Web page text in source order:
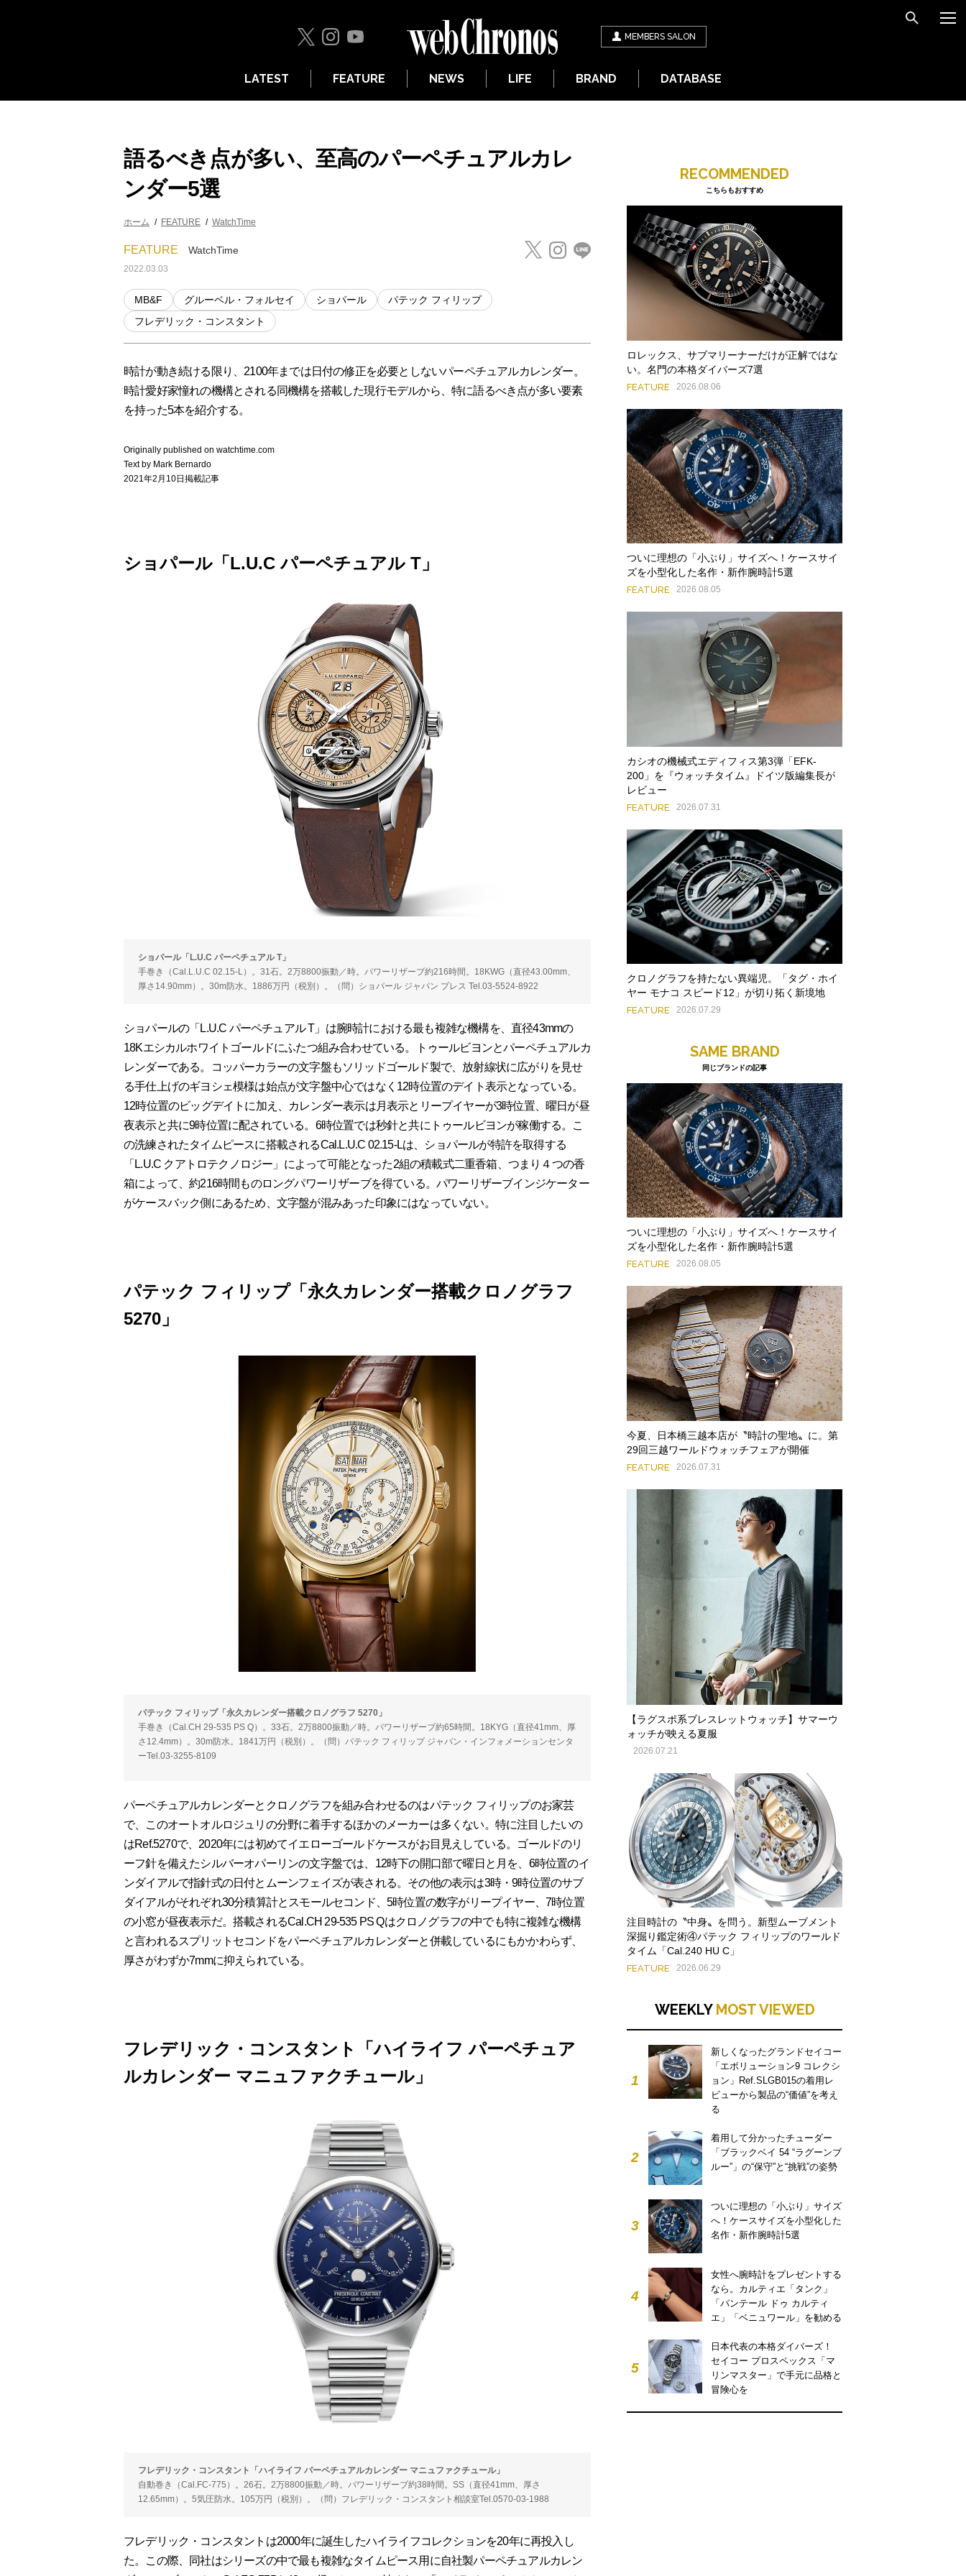
MEMBERS SALON
LATEST FEATURE NEWS LIFE BRAND DATABASE
語るべき点が多い、至高のパーペチュアルカレ
ンダー5選
ホーム FEATURE WatchTime
FEATURE WatchTime
2022.03.03
MB&F グルーベル・フォルセイ ショパール
パテック フィリップ
フレデリック・コンスタント
時計が動き続ける限り、2100年までは日付の修正を必要としないパーペチュアルカレンダー。
時計愛好家憧れの機構とされる同機構を搭載した現行モデルから、特に語るべき点が多い要素
を持った5本を紹介する。
Originally published on watchtime.com
Text by Mark Bernardo
2021年2月10日掲載記事
ショパール「L.U.C パーペチュアル T」
ショパール「L.U.C パーペチュアル T」
手巻き（Cal.L.U.C 02.15-L）。31石。2万8800振動／時。パワーリザーブ約216時間。18KWG（直径43.00mm、
厚さ14.90mm）。30m防水。1886万円（税別）。（問）ショパール ジャパン プレス Tel.03-5524-8922
ショパールの「L.U.C パーペチュアル T」は腕時計における最も複雑な機構を、直径43mmの
18Kエシカルホワイトゴールドにふたつ組み合わせている。トゥールビヨンとパーペチュアルカ
レンダーである。コッパーカラーの文字盤もソリッドゴールド製で、放射線状に広がりを見せ
る手仕上げのギヨシェ模様は始点が文字盤中心ではなく12時位置のデイト表示となっている。
12時位置のビッグデイトに加え、カレンダー表示は月表示とリープイヤーが3時位置、曜日が昼
夜表示と共に9時位置に配されている。6時位置では秒針と共にトゥールビヨンが稼働する。こ
の洗練されたタイムピースに搭載されるCal.L.U.C 02.15-Lは、ショパールが特許を取得する
「L.U.C クアトロテクノロジー」によって可能となった2組の積載式二重香箱、つまり４つの香
箱によって、約216時間ものロングパワーリザーブを得ている。パワーリザーブインジケーター
がケースバック側にあるため、文字盤が混みあった印象にはなっていない。
パテック フィリップ「永久カレンダー搭載クロノグラフ
5270」
パテック フィリップ「永久カレンダー搭載クロノグラフ 5270」
手巻き（Cal.CH 29-535 PS Q）。33石。2万8800振動／時。パワーリザーブ約65時間。18KYG（直径41mm、厚
さ12.4mm）。30m防水。1841万円（税別）。（問）パテック フィリップ ジャパン・インフォメーションセンタ
ーTel.03-3255-8109
パーペチュアルカレンダーとクロノグラフを組み合わせるのはパテック フィリップのお家芸
で、このオートオルロジュリの分野に着手するほかのメーカーは多くない。特に注目したいの
はRef.5270で、2020年には初めてイエローゴールドケースがお目見えしている。ゴールドのリ
ーフ針を備えたシルバーオパーリンの文字盤では、12時下の開口部で曜日と月を、6時位置のイ
ンダイアルで指針式の日付とムーンフェイズが表される。その他の表示は3時・9時位置のサブ
ダイアルがそれぞれ30分積算計とスモールセコンド、5時位置の数字がリープイヤー、7時位置
の小窓が昼夜表示だ。搭載されるCal.CH 29-535 PS Qはクロノグラフの中でも特に複雑な機構
と言われるスプリットセコンドをパーペチュアルカレンダーと併載しているにもかかわらず、
厚さがわずか7mmに抑えられている。
フレデリック・コンスタント「ハイライフ パーペチュア
ルカレンダー マニュファクチュール」
フレデリック・コンスタント「ハイライフ パーペチュアルカレンダー マニュファクチュール」
自動巻き（Cal.FC-775）。26石。2万8800振動／時。パワーリザーブ約38時間。SS（直径41mm、厚さ
12.65mm）。5気圧防水。105万円（税別）。（問）フレデリック・コンスタント相談室Tel.0570-03-1988
フレデリック・コンスタントは2000年に誕生したハイライフコレクションを20年に再投入し
た。この際、同社はシリーズの中で最も複雑なタイムピース用に自社製パーペチュアルカレン
RECOMMENDED
こちらもおすすめ
ロレックス、サブマリーナーだけが正解ではな
い。名門の本格ダイバーズ7選
FEATURE 2026.08.06
ついに理想の「小ぶり」サイズへ！ケースサイ
ズを小型化した名作・新作腕時計5選
FEATURE 2026.08.05
カシオの機械式エディフィス第3弾「EFK-
200」を『ウォッチタイム』ドイツ版編集長が
レビュー
FEATURE 2026.07.31
クロノグラフを持たない異端児。「タグ・ホイ
ヤー モナコ スピード12」が切り拓く新境地
FEATURE 2026.07.29
SAME BRAND
同じブランドの記事
ついに理想の「小ぶり」サイズへ！ケースサイ
ズを小型化した名作・新作腕時計5選
FEATURE 2026.08.05
今夏、日本橋三越本店が〝時計の聖地〟に。第
29回三越ワールドウォッチフェアが開催
FEATURE 2026.07.31
【ラグスポ系ブレスレットウォッチ】サマーウ
ォッチが映える夏服
2026.07.21
注目時計の〝中身〟を問う。新型ムーブメント
深掘り鑑定術④パテック フィリップのワールド
タイム「Cal.240 HU C」
FEATURE 2026.06.29
WEEKLY MOST VIEWED
1
新しくなったグランドセイコー
「エボリューション9 コレクシ
ョン」Ref.SLGB015の着用レ
ビューから製品の“価値”を考え
る
2
着用して分かったチューダー
「ブラックベイ 54 “ラグーンブ
ルー”」の“保守”と“挑戦”の姿勢
3
ついに理想の「小ぶり」サイズ
へ！ケースサイズを小型化した
名作・新作腕時計5選
4
女性へ腕時計をプレゼントする
なら。カルティエ「タンク」
「パンテール ドゥ カルティ
エ」「ベニュワール」を勧める
5
日本代表の本格ダイバーズ！
セイコー プロスペックス「マ
リンマスター」で手元に品格と
冒険心を